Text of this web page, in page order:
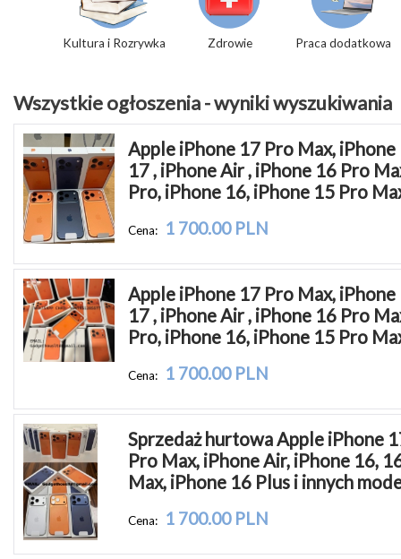
Kultura i Rozrywka Zdrowie Praca dodatkowa
Wszystkie ogłoszenia - wyniki wyszukiwania
Apple iPhone 17 Pro Max,
17 , iPhone Air , iPhone 16 Pro
Pro, iPhone 16, iPhone 15 Pro
Cena: 1 700.00 PLN
Apple iPhone 17 Pro Max,
17 , iPhone Air , iPhone 16 Pro
Pro, iPhone 16, iPhone 15 Pro
Cena: 1 700.00 PLN
Sprzedaż hurtowa Apple iPhone
Pro Max, iPhone Air, iPhone 16,
Max, iPhone 16 Plus i innych
Cena: 1 700.00 PLN